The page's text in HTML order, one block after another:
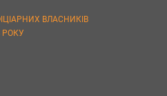
ВЛАСНИКІВ
РОКУ